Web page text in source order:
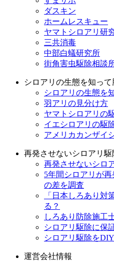
ダスキン
ホームレスキュー
ヤマトシロアリ研
三共消毒
中部白蟻研究所
街角害虫駆除相談
シロアリの生態を知って
シロアリの生態を
羽アリの見分け方
ヤマトシロアリの
イエシロアリの駆
アメリカカンザイ
再発させないシロアリ
再発させないシロ
5年間シロアリが
の差を調査
「日本しろあり対
る？
しろあり防除施工
シロアリ駆除に保
シロアリ駆除を
運営会社情報